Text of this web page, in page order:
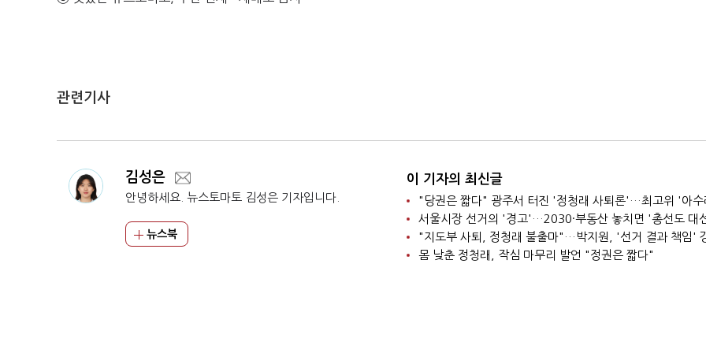
관련기사
김성은
안녕하세요. 뉴스토마토 김성은 기자입니다.
뉴스북
이 기자의 최신글
"당권은 짧다" 광주서 터진 '정청래 사퇴론'…최고위 '아수
"지도부 사퇴, 정청래 불출마"…박지원, '선거 결과 책임'
몸 낮춘 정청래, 작심 마무리 발언 "정권은 짧다"